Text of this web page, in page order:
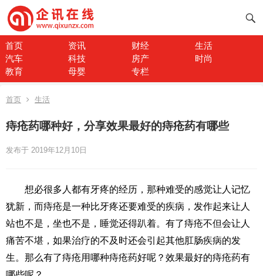
首页 资讯 财经
生活
汽车
科技 房产
时尚
教育
母婴 专栏
首页 生活
痔疮药哪种好，分享效果最好的痔疮药有哪些
发布于 2019年12月10日
​想必很多人都有牙疼的经历，那种难受的感觉让人记忆
犹新，而痔疮是一种比牙疼还要难受的疾病，发作起来让人
站也不是，坐也不是，睡觉还得趴着。有了痔疮不但会让人
痛苦不堪，如果治疗的不及时还会引起其他肛肠疾病的发
生。那么有了痔疮用哪种痔疮药好呢？效果最好的痔疮药有